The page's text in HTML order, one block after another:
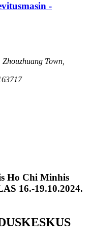
-
Town,
Ho Chi Minhis
16.-19.10.2024.